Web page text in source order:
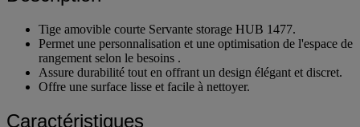
Tige amovible courte Servante storage HUB 1477.
Permet une personnalisation et une optimisation de l'espace de
rangement selon le besoins .
Assure durabilité tout en offrant un design élégant et discret.
Offre une surface lisse et facile à nettoyer.
Caractéristiques